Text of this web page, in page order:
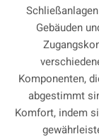
Gebäuden
Komponenten,
abgestimmt
Komfort, indem